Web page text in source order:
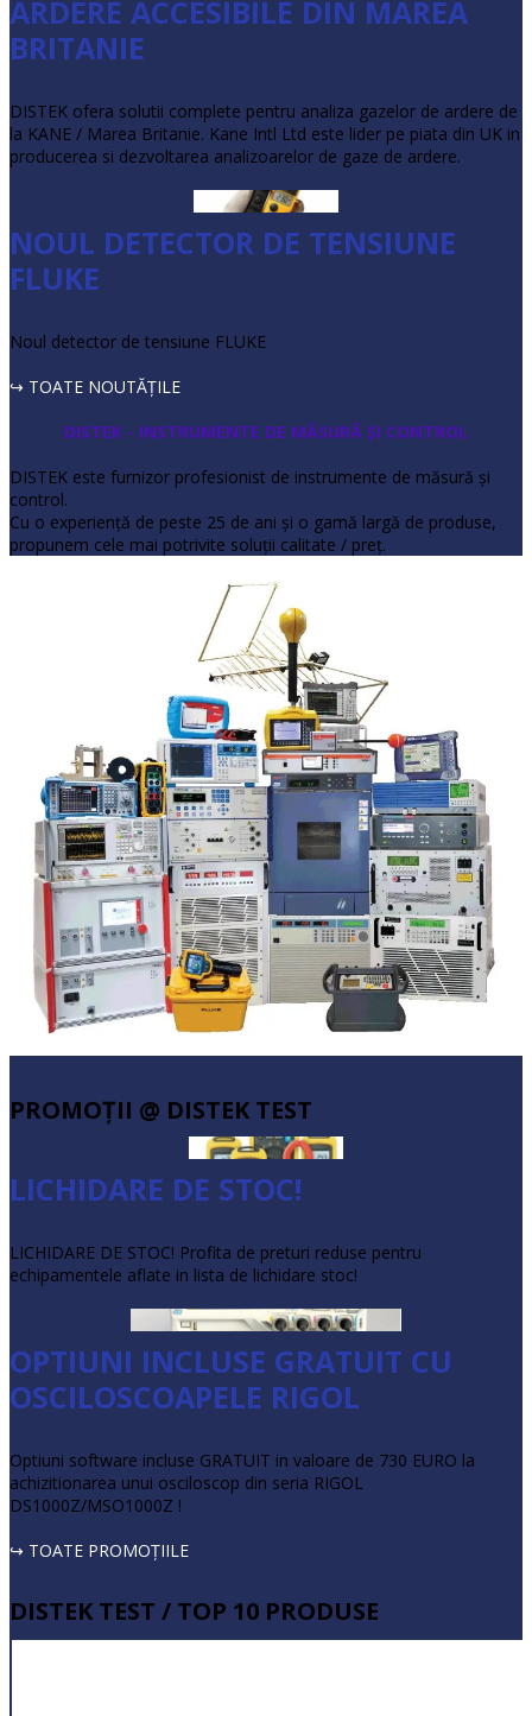
ARDERE ACCESIBILE DIN MAREA
BRITANIE
DISTEK ofera solutii complete pentru analiza gazelor de ardere de
la KANE / Marea Britanie. Kane Intl Ltd este lider pe piata din UK in
producerea si dezvoltarea analizoarelor de gaze de ardere.
NOUL DETECTOR DE TENSIUNE
FLUKE
Noul detector de tensiune FLUKE
↪ TOATE NOUTĂŢILE
DISTEK - INSTRUMENTE DE MĂSURĂ ŞI CONTROL
DISTEK este furnizor profesionist de instrumente de măsură şi
control.
Cu o experienţă de peste 25 de ani şi o gamă largă de produse,
propunem cele mai potrivite soluţii calitate / preţ.
PROMOŢII @ DISTEK TEST
LICHIDARE DE STOC!
LICHIDARE DE STOC! Profita de preturi reduse pentru
echipamentele aflate in lista de lichidare stoc!
OPTIUNI INCLUSE GRATUIT CU
OSCILOSCOAPELE RIGOL
Optiuni software incluse GRATUIT in valoare de 730 EURO la
achizitionarea unui osciloscop din seria RIGOL
DS1000Z/MSO1000Z !
↪ TOATE PROMOŢIILE
DISTEK TEST / TOP 10 PRODUSE